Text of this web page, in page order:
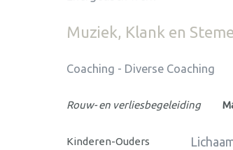
Muziek, Klank en
Coaching - Diverse Coaching
Rouw- en verliesbegeleiding
Kinderen-Ouders